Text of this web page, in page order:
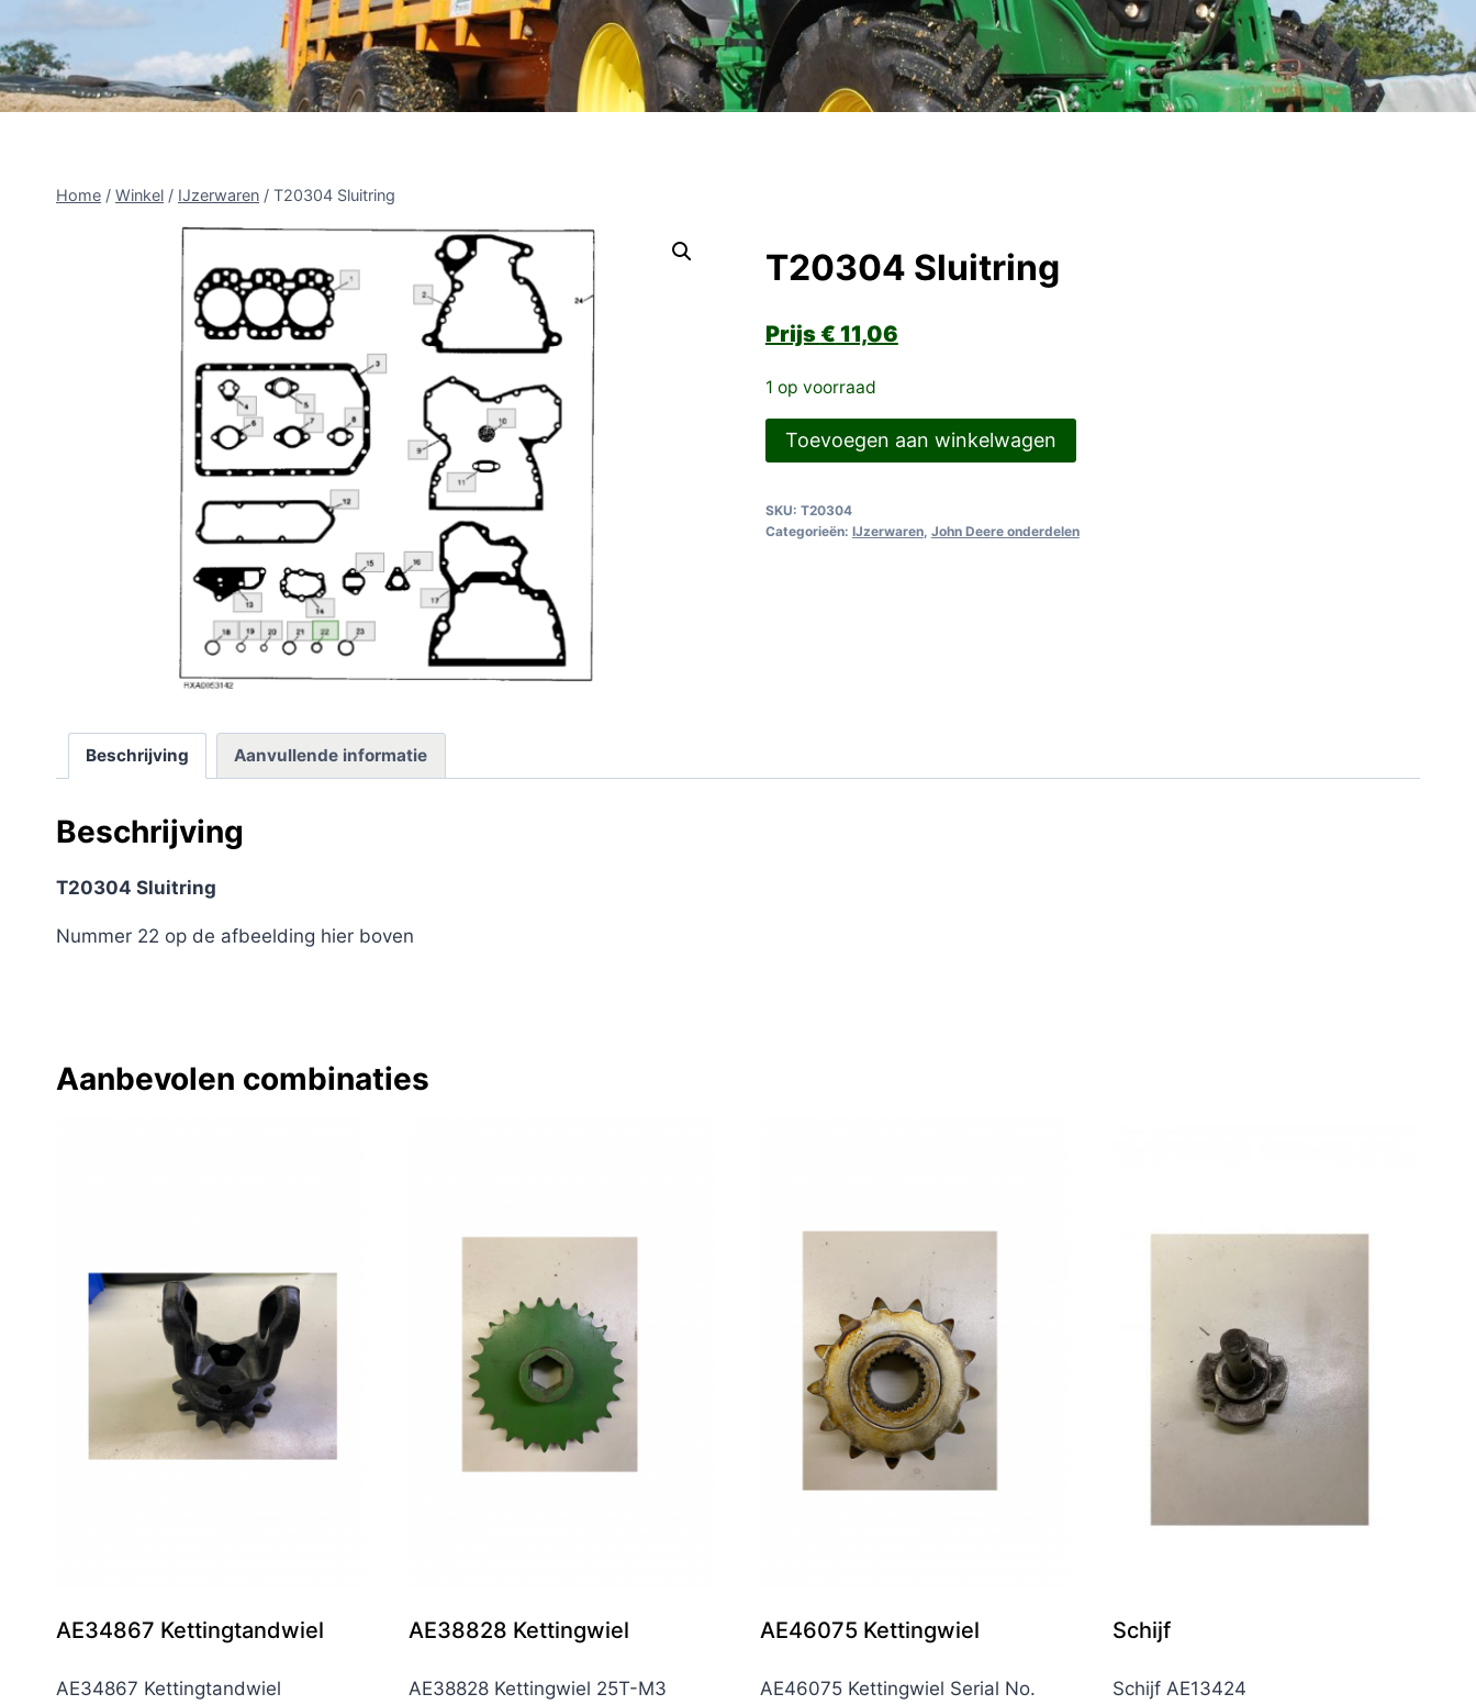
Home / Winkel / IJzerwaren / T20304 Sluitring
T20304 Sluitring
€ 11,06
1 op voorraad
T20304
Sluitring
Toevoegen aan winkelwagen
SKU: T20304
Categorieën: IJzerwaren, John Deere onderdelen
Beschrijving Aanvullende informatie
Beschrijving
T20304 Sluitring
Nummer 22 op de afbeelding hier boven
Aanbevolen combinaties
AE34867 Kettingtandwiel
AE34867 Kettingtandwiel
AE38828 Kettingwiel
AE38828 Kettingwiel 25T-M3
AE46075 Kettingwiel
AE46075 Kettingwiel Serial No.
Schijf
Schijf AE13424